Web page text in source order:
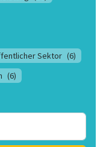
Sektor (6)
(6)